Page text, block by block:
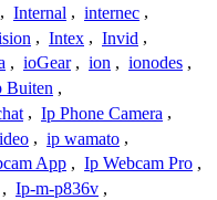
, Internal , internec ,
, Intex , Invid ,
, ioGear , ion , ionodes ,
Buiten ,
, Ip Phone Camera ,
, ip wamato ,
App , Ip Webcam Pro ,
, Ip-m-p836v ,